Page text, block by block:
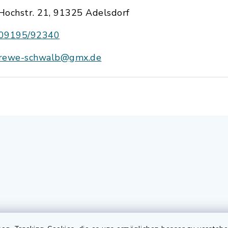
21, 91325 Adelsdorf
92340
schwalb@gmx.de
Elektronischer